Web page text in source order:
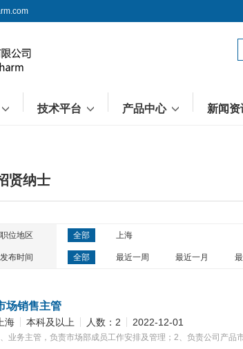
技术平台 产品中心 新闻资
贤纳士
职位地区 全部 上海
发布时间 全部 最近一周 最近一月
场销售主管
上海 本科及以上 人数：2 2022-12-01